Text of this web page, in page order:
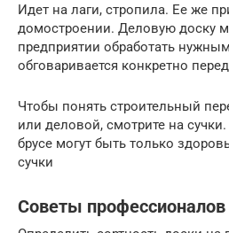
Идет на лаги, стропила. Ее же
домостроении. Деловую доску
предприятии обработать
обговаривается конкретно
Чтобы понять строительный
или деловой, смотрите на
брусе могут быть только
сучки
Советы